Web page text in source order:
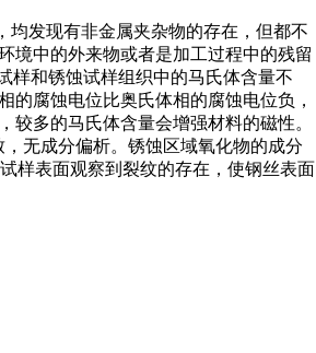
发现有非金属夹杂物的存在，但都不
境中的外来物或者是加工过程中的残留
样和锈蚀试样组织中的马氏体含量不
的腐蚀电位比奥氏体相的腐蚀电位负，
多的马氏体含量会增强材料的磁性。
无成分偏析。锈蚀区域氧化物的成分
样表面观察到裂纹的存在，使钢丝表面